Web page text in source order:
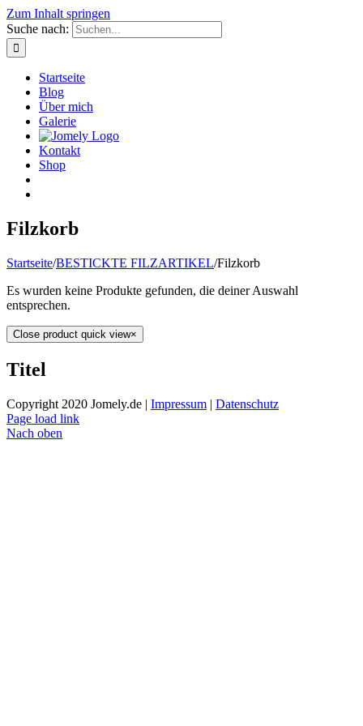
Zum Inhalt springen
Suche nach:
Startseite
Blog
Über mich
Galerie
Kontakt
Shop
Filzkorb
Startseite/BESTICKTE FILZARTIKEL/Filzkorb
Es wurden keine Produkte gefunden, die deiner Auswahl
entsprechen.
Close product quick view×
Titel
Copyright 2020 Jomely.de | Impressum | Datenschutz
Page load link
Nach oben